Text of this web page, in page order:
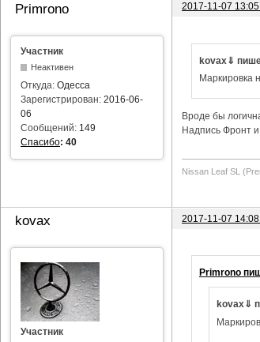
Primrono 2017-11-07
Участник
Неактивен
Откуда: Одесса
Зарегистрирован: 2016-06-
06
Сообщений: 149
Спасибо: 40
kovax⇓
Маркировка
Вроде бы
Надпись Фронт и
Nissan Leaf SL
kovax 2017-11-07
Участник
Primrono
kovax⇓